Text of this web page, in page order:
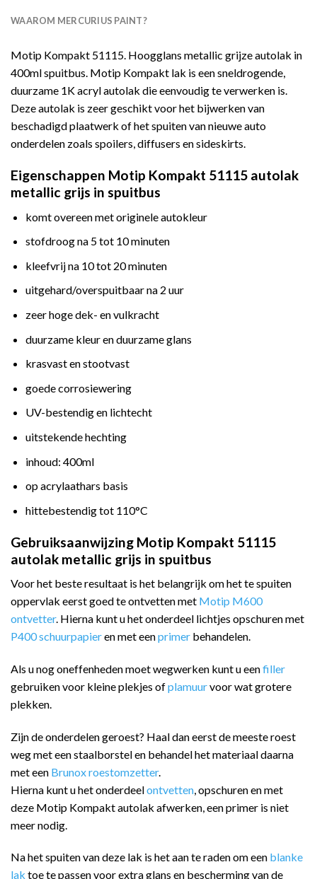
WAAROM MERCURIUS PAINT?
Motip Kompakt 51115. Hoogglans metallic grijze autolak in
400ml spuitbus. Motip Kompakt lak is een sneldrogende,
duurzame 1K acryl autolak die eenvoudig te verwerken is.
Deze autolak is zeer geschikt voor het bijwerken van
beschadigd plaatwerk of het spuiten van nieuwe auto
onderdelen zoals spoilers, diffusers en sideskirts.
Eigenschappen Motip Kompakt 51115 autolak
metallic grijs in spuitbus
komt overeen met originele autokleur
stofdroog na 5 tot 10 minuten
kleefvrij na 10 tot 20 minuten
uitgehard/overspuitbaar na 2 uur
zeer hoge dek- en vulkracht
duurzame kleur en duurzame glans
krasvast en stootvast
goede corrosiewering
UV-bestendig en lichtecht
uitstekende hechting
inhoud: 400ml
op acrylaathars basis
hittebestendig tot 110°C
Gebruiksaanwijzing Motip Kompakt 51115
autolak metallic grijs in spuitbus
Voor het beste resultaat is het belangrijk om het te spuiten
oppervlak eerst goed te ontvetten met Motip M600
ontvetter. Hierna kunt u het onderdeel lichtjes opschuren met
P400 schuurpapieren met eenprimer behandelen.
Als u nog oneffenheden moet wegwerken kunt u eenfiller
gebruiken voor kleine plekjes ofplamuurvoor wat grotere
plekken.
Zijn de onderdelen geroest? Haal dan eerst de meeste roest
weg met een staalborstel en behandel het materiaal daarna
met een Brunox roestomzetter.
Hierna kunt u het onderdeelontvetten , opschuren en met
deze Motip Kompakt autolak afwerken, een primer is niet
meer nodig.
Na het spuiten van deze lak is het aan te raden om een blanke
lak toe te passen voor extra glans en bescherming van de